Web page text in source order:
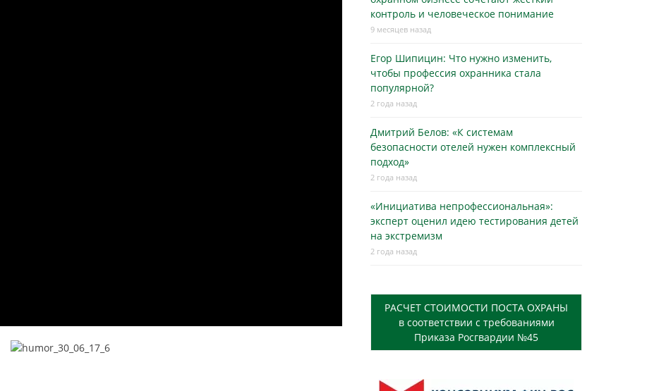
контроль и человеческое понимание
9 месяцев назад
Егор Шипицин: Что нужно изменить,
чтобы профессия охранника стала
популярной?
2 года назад
Дмитрий Белов: «К системам
безопасности отелей нужен комплексный
подход»
2 года назад
«Инициатива непрофессиональная»:
эксперт оценил идею тестирования детей
на экстремизм
2 года назад
РАСЧЕТ СТОИМОСТИ ПОСТА ОХРАНЫ
в соответствии с требованиями
Приказа Росгвардии №45